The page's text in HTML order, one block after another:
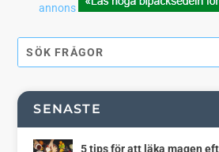
annons
SENASTE
5 tips för att läka magen